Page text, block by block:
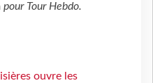
pour Tour Hebdo.
ouvre les